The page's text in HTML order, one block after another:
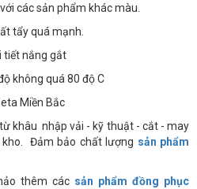
các sản phẩm khác màu.
tẩy quá mạnh.
tiết nắng gắt
không quá 80 độ C
Miền Bắc
khâu nhập vải - kỹ thuật - cắt - may
Đảm bảo chất lượng sản phẩm
thêm các sản phẩm đồng phục